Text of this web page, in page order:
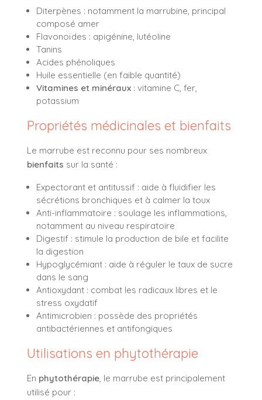
Diterpènes : notamment la marrubine, principal
composé amer
Flavonoïdes : apigénine, lutéoline
Tanins
Acides phénoliques
Huile essentielle (en faible quantité)
Vitamines et minéraux : vitamine C, fer,
potassium
Propriétés médicinales et bienfaits
Le marrube est reconnu pour ses nombreux
bienfaits sur la santé :
Expectorant et antitussif : aide à fluidifier les
sécrétions bronchiques et à calmer la toux
Anti-inflammatoire : soulage les inflammations,
notamment au niveau respiratoire
Digestif : stimule la production de bile et facilite
la digestion
Hypoglycémiant : aide à réguler le taux de sucre
dans le sang
Antioxydant : combat les radicaux libres et le
stress oxydatif
Antimicrobien : possède des propriétés
antibactériennes et antifongiques
Utilisations en phytothérapie
En phytothérapie, le marrube est principalement
utilisé pour :